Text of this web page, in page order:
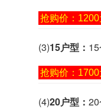
抢购价：1200
(3)15户型：
抢购价：1700
(4)20户型： 20